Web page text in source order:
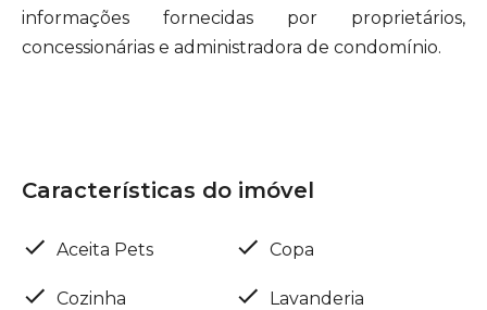
informações fornecidas por proprietários,
concessionárias e administradora de condomínio.
Características do imóvel
Aceita Pets Copa
Cozinha Lavanderia